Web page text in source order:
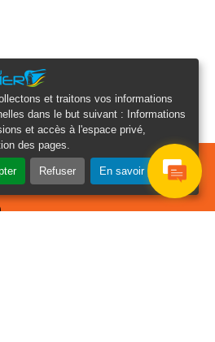
et traitons vos informations
dans le but suivant :
Informations
et accès à l'espace privé,
des pages
Refuser En savoir plus